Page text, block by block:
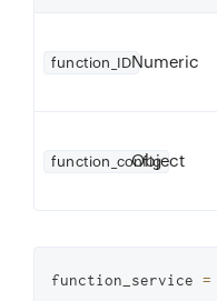
function_IDNumeric
function_config
Object
function_service =